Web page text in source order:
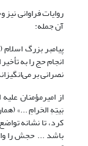
روایات فراوانی
آن جمله:
پیامبر بزرگ
انجام حج را به
نصرانی بر
از امیرمؤمنان
کرد، تا نشانه
باشد ... حجش را